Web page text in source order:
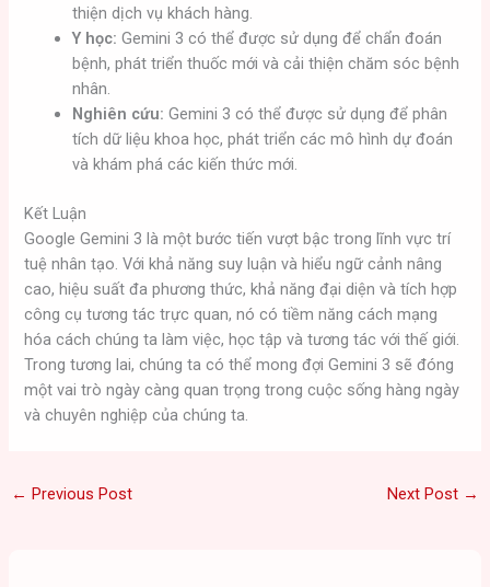
thiện dịch vụ khách hàng.
Y học: Gemini 3 có thể được sử dụng để chẩn đoán
bệnh, phát triển thuốc mới và cải thiện chăm sóc bệnh
nhân.
Nghiên cứu: Gemini 3 có thể được sử dụng để phân
tích dữ liệu khoa học, phát triển các mô hình dự đoán
và khám phá các kiến thức mới.
Kết Luận
Google Gemini 3 là một bước tiến vượt bậc trong lĩnh vực trí
tuệ nhân tạo. Với khả năng suy luận và hiểu ngữ cảnh nâng
cao, hiệu suất đa phương thức, khả năng đại diện và tích hợp
công cụ tương tác trực quan, nó có tiềm năng cách mạng
hóa cách chúng ta làm việc, học tập và tương tác với thế giới.
Trong tương lai, chúng ta có thể mong đợi Gemini 3 sẽ đóng
một vai trò ngày càng quan trọng trong cuộc sống hàng ngày
và chuyên nghiệp của chúng ta.
← Previous Post Next Post →